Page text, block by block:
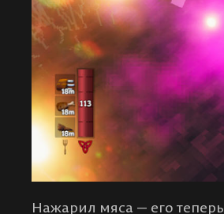
Нажарил мяса — его